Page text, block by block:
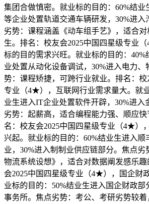
集团合做慎密。就业标的目的：60%结业
等企业处置轨道交通车辆研发，30%进入
劣势：课程涵盖《动车组手艺》，适合
生。排名：校友会2025中国四星级专业
标的目的需求兴旺。就业标的目的：40%
业处置从动化设备调试，30%进入电力、
势：课程矫捷，可跨行业就业。排名：校
专业（4★），互联网行业需求量大。就
业生进入IT企业处置软件开辟，30%进入
劣势：起薪高，适合编程能力强、顺应
名：校友会2025中国四星级专业（4★）
兴起。就业标的目的：60%结业生进入顺
业，30%进入制制业供应链部分。焦点劣
物流系统设想》，适合对数据阐发感乐
会2025中国四星级专业（4★），国企财
业标的目的：50%结业生进入国企财政部
事务所。焦点劣势：考公、考研劣势较